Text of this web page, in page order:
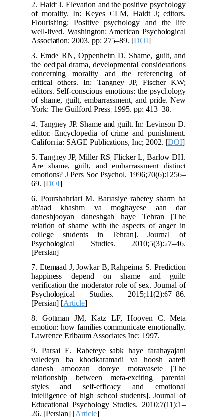
2. Haidt J. Elevation and the positive psychology
of morality. In: Keyes CLM, Haidt J; editors.
Flourishing: Positive psychology and the life
well-lived. Washington: American Psychological
Association; 2003. pp: 275–89. [DOI
3. Emde RN, Oppenheim D. Shame, guilt, and
the oedipal drama, developmental considerations
concerning morality and the referencing of
critical others. In: Tangney JP, Fischer KW;
editors. Self-conscious emotions: the psychology
of shame, guilt, embarrassment, and pride. New
York: The Guilford Press; 1995. pp: 413–38.
4. Tangney JP. Shame and guilt. In: Levinson D.
editor. Encyclopedia of crime and punishment.
California: SAGE Publications, Inc; 2002. [DOI
5. Tangney JP, Miller RS, Flicker L, Barlow DH.
Are shame, guilt, and embarrassment distinct
emotions? J Pers Soc Psychol. 1996;70(6):1256–
69. [DOI
6. Pourshahriari M. Barrasiye rabetey sharm ba
ab'aad khashm va moghayese aan dar
daneshjooyan daneshgah haye Tehran [The
relation of shame with the aspects of anger in
college students in Tehran]. Journal of
Psychological Studies. 2010;5(3):27–46.
[Persian]
7. Etemaad J, Jowkar B, Rahpeima S. Prediction
happiness depend on shame and guilt:
verification the moderator role of sex. Journal of
Psychological Studies. 2015;11(2):67–86.
[Persian] [Article
8. Gottman JM, Katz LF, Hooven C. Meta
emotion: how families communicate emotionally.
Lawrence Erlbaum Associates Inc; 1997.
9. Parsai E. Rabeteye sabk haye farahayajani
valedeyn ba khodkaramadi va hoosh aatefi
danesh amoozan doreye motavasete [The
relationship between meta-exciting parental
styles and self-efficacy and emotional
intelligence of high school students]. Journal of
Educational Psychology Studies. 2010;7(11):1–
26. [Persian] [Article